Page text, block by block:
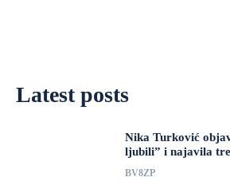
Latest posts
Nika Turković
ljubili” i najavila
BV8ZP